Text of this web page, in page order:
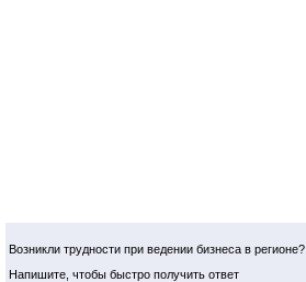
Возникли трудности при ведении бизнеса в регионе?
Напишите, чтобы быстро получить ответ